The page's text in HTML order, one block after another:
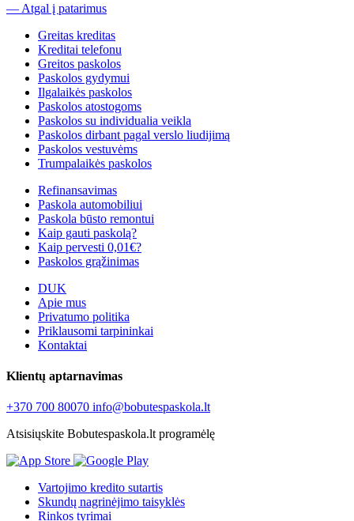
— Atgal į patarimus
Greitas kreditas
Kreditai telefonu
Greitos paskolos
Paskolos gydymui
Ilgalaikės paskolos
Paskolos atostogoms
Paskolos su individualia veikla
Paskolos dirbant pagal verslo liudijimą
Paskolos vestuvėms
Trumpalaikės paskolos
Refinansavimas
Paskola automobiliui
Paskola būsto remontui
Kaip gauti paskolą?
Kaip pervesti 0,01€?
Paskolos grąžinimas
DUK
Apie mus
Privatumo politika
Priklausomi tarpininkai
Kontaktai
Klientų aptarnavimas
+370 700 80070 info@bobutespaskola.lt
Atsisiųskite Bobutespaskola.lt programėlę
Vartojimo kredito sutartis
Skundų nagrinėjimo taisyklės
Rinkos tyrimai